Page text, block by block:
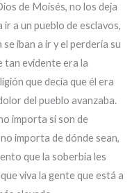
de Moisés, no los deja
a un pueblo de esclavos,
iban a ir y el perdería su
tan evidente era la
que decía que él era
del pueblo avanzaba.
importa si son de
importa de dónde sean,
que la soberbia les
viva la gente que está a